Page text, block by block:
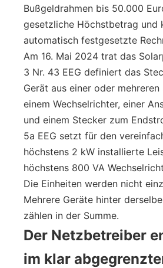
Bußgeldrahmen bis 50.000
gesetzliche Höchstbetrag und
automatisch festgesetzte
Am 16. Mai 2024 trat das
3 Nr. 43 EEG definiert das
Gerät aus einer oder mehreren
einem Wechselrichter, einer
und einem Stecker zum
5a EEG setzt für den
höchstens 2 kW installierte
höchstens 800 VA
Die Einheiten werden nicht
Mehrere Geräte hinter
zählen in der Summe.
Der Netzbetreiber
im klar